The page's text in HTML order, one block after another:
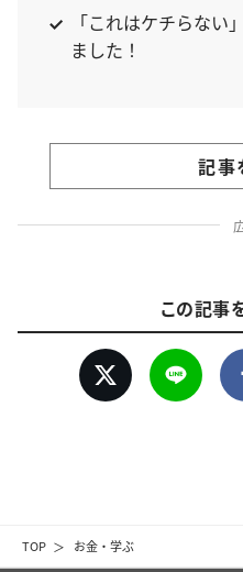
TOP お金・学ぶ
「これはケチらない
ました！
記事
この記事